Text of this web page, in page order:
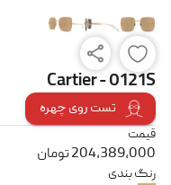
Cartier - 0121S
تست روی چهره
قیمت
204,389,000تومان
رنگ بندی